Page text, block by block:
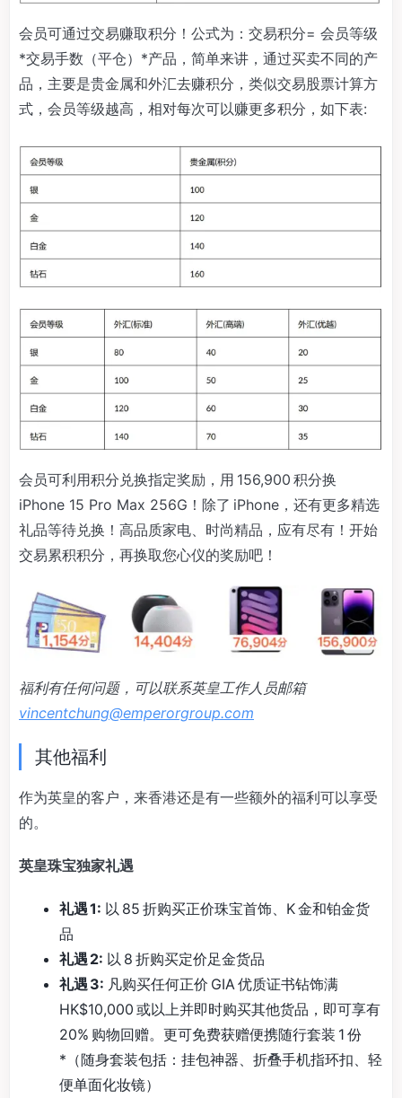
会员可通过交易赚取积分！公式为：交易积分= 会员等级
*交易手数（平仓）*产品，简单来讲，通过买卖不同的产
品，主要是贵金属和外汇去赚积分，类似交易股票计算方
式，会员等级越高，相对每次可以赚更多积分，如下表:
会员可利用积分兑换指定奖励，用 156,900 积分换
iPhone 15 Pro Max 256G！除了 iPhone，还有更多精选
礼品等待兑换！高品质家电、时尚精品，应有尽有！开始
交易累积积分，再换取您心仪的奖励吧！
福利有任何问题，可以联系英皇工作人员邮箱
vincentchung@emperorgroup.com
其他福利
作为英皇的客户，来香港还是有一些额外的福利可以享受
的。
英皇珠宝独家礼遇
礼遇 1: 以 85 折购买正价珠宝首饰、K 金和铂金货
品
礼遇 2: 以 8 折购买定价足金货品
礼遇 3: 凡购买任何正价 GIA 优质证书钻饰满
HK$10,000 或以上并即时购买其他货品，即可享有
20% 购物回赠。更可免费获赠便携随行套装 1 份
*（随身套装包括：挂包神器、折叠手机指环扣、轻
便单面化妆镜）